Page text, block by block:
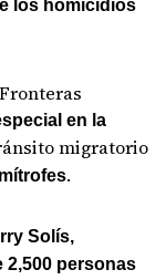
los homicidios
en la
migratorio
.
Solís,
2,500 personas